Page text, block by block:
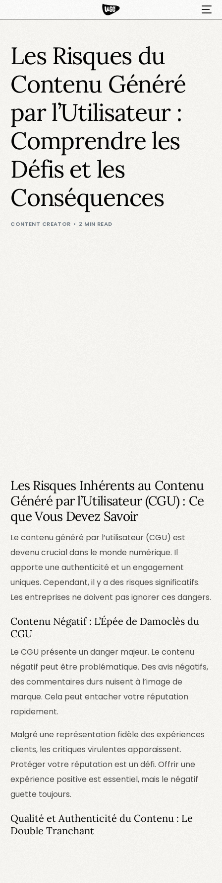
Les Risques du
Contenu Généré
par l’Utilisateur :
Comprendre les
Défis et les
Conséquences
CONTENT CREATOR 2 MIN READ
Les Risques Inhérents au Contenu
Généré par l’Utilisateur (CGU) : Ce
que Vous Devez Savoir
Le contenu généré par l’utilisateur (CGU) est
devenu crucial dans le monde numérique. Il
apporte une authenticité et un engagement
uniques. Cependant, il y a des risques significatifs.
Les entreprises ne doivent pas ignorer ces dangers.
Contenu Négatif : L’Épée de Damoclès du
CGU
Le CGU présente un danger majeur. Le contenu
négatif peut être problématique. Des avis négatifs,
des commentaires durs nuisent à l’image de
marque. Cela peut entacher votre réputation
rapidement.
Malgré une représentation fidèle des expériences
clients, les critiques virulentes apparaissent.
Protéger votre réputation est un défi. Offrir une
expérience positive est essentiel, mais le négatif
guette toujours.
Qualité et Authenticité du Contenu : Le
Double Tranchant
HOT